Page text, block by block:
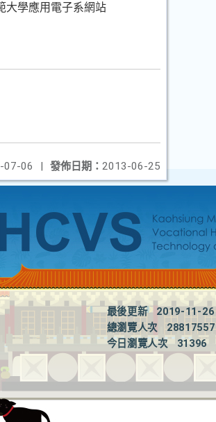
學應用電子系網站
發佈日期： 2013-06-25
07-06 |
最後更新
2019-11-26
總瀏覽人次
28817557
今日瀏覽人次
31396